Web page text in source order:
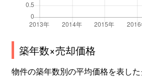
築年数×売却価格
物件の築年数別の平均価格を表した